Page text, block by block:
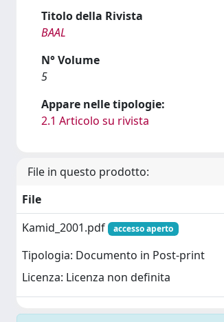
Titolo della Rivista
BAAL
N° Volume
5
Appare nelle tipologie:
2.1 Articolo su rivista
File in questo prodotto:
File
Kamid_2001.pdf
accesso aperto
Tipologia: Documento in Post-print
Licenza: Licenza non definita